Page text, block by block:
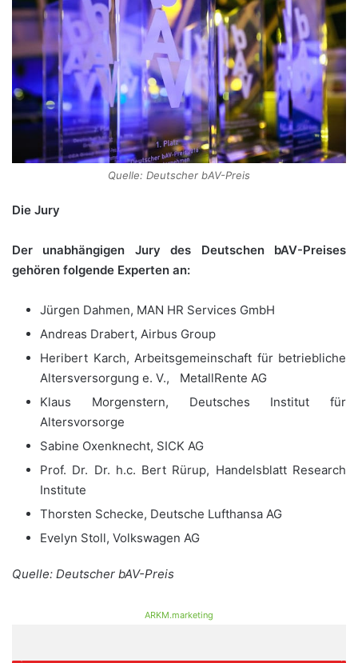
Quelle: Deutscher bAV-Preis
Die Jury
Der unabhängigen Jury des Deutschen bAV-Preises
gehören folgende Experten an:
Jürgen Dahmen, MAN HR Services GmbH
Andreas Drabert, Airbus Group
Heribert Karch, Arbeitsgemeinschaft für betriebliche
Altersversorgung e. V., MetallRente AG
Klaus Morgenstern, Deutsches Institut für
Altersvorsorge
Sabine Oxenknecht, SICK AG
Prof. Dr. Dr. h.c. Bert Rürup, Handelsblatt Research
Institute
Thorsten Schecke, Deutsche Lufthansa AG
Evelyn Stoll, Volkswagen AG
Quelle: Deutscher bAV-Preis
ARKM.marketing